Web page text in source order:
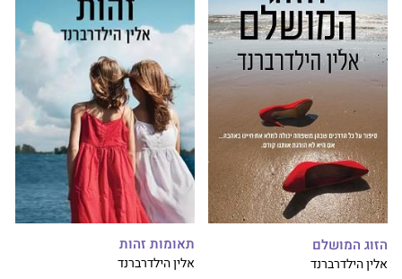
הזוג המושלם
אלין הילדרברנד
תאומות זהות
אלין הילדרברנד